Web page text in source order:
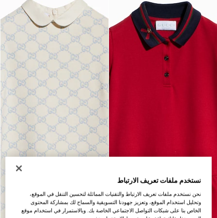
نستخدم ملفات تعريف الارتباط
نحن نستخدم ملفات تعريف الارتباط والتقنيات المماثلة لتحسين التنقل في الموقع،
وتحليل استخدام الموقع، وتعزيز جهودنا التسويقية والسماح لك بمشاركة المحتوى
الخاص بنا على شبكات التواصل الاجتماعي الخاصة بك. وبالاستمرار في استخدام موقع